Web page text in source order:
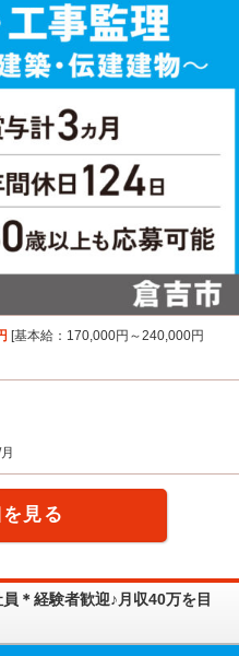
基本給：170,000円～240,000円
見る
＊経験者歓迎♪月収40万を目